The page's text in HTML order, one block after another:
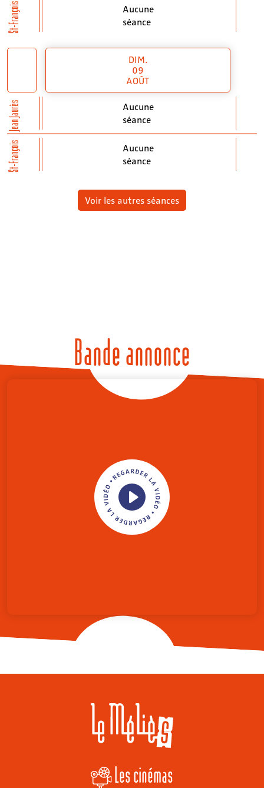
St-François
Aucune
séance
Jean Jaurès
St-François
DIM.
09
AOÛT
Aucune
séance
Aucune
séance
Voir les autres séances
Bande annonce
Les cinémas